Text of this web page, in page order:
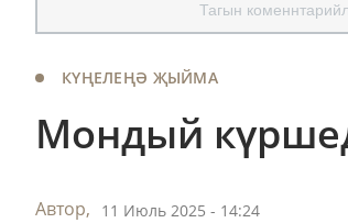
Тагын
КҮҢЕЛЕҢӘ ҖЫЙМА
Мондый
Автор, 11 Июль 2025 - 14:24